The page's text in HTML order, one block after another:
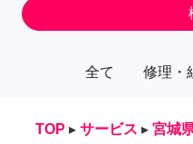
全て 修理・
TOP ▸ サービス ▸ 宮城